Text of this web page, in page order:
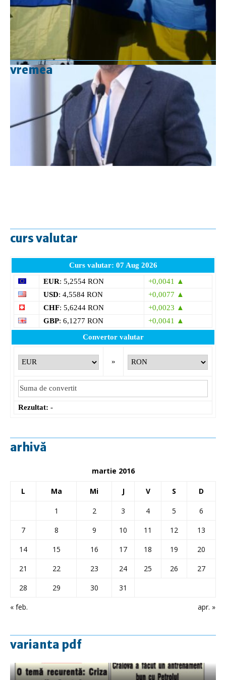
vremea
curs valutar
Curs valutar: 07 Aug 2026
EUR: 5,2554 RON
+0,0041 ▲
USD: 4,5584 RON
+0,0077 ▲
CHF: 5,6244 RON
+0,0023 ▲
GBP: 6,1277 RON
+0,0041 ▲
Convertor valutar
»
Rezultat: -
arhivă
martie 2016
L Ma Mi J V S D
« feb. apr. »
1 2 3 4 5
6
7
8 9 10 11 12
13
14
15 16 17 18 19
20
21
22 23 24 25 26
27
28
29 30 31
varianta pdf